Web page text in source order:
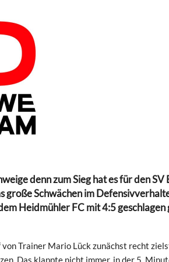
denn zum Sieg hat es für den SV
große Schwächen im
Heidmühler FC mit 4:5 geschlagen
Trainer Mario Lück zunächst recht
Das klappte nicht immer, in der 5.